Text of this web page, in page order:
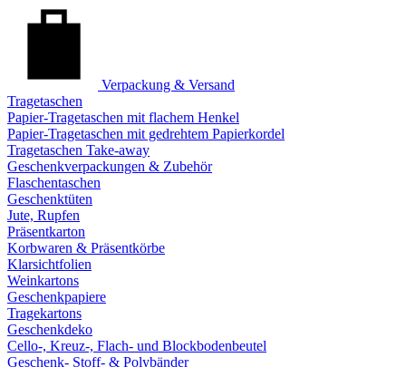
Verpackung & Versand
Tragetaschen
Papier-Tragetaschen mit flachem Henkel
Papier-Tragetaschen mit gedrehtem Papierkordel
Tragetaschen Take-away
Geschenkverpackungen & Zubehör
Flaschentaschen
Geschenktüten
Jute, Rupfen
Präsentkarton
Korbwaren & Präsentkörbe
Klarsichtfolien
Weinkartons
Geschenkpapiere
Tragekartons
Geschenkdeko
Cello-, Kreuz-, Flach- und Blockbodenbeutel
Geschenk- Stoff- & Polybänder